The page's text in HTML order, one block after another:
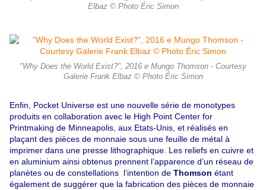
Elbaz © Photo Éric Simon
"Why Does the World Exist?", 2016 e Mungo Thomson - Courtesy
Galerie Frank Elbaz © Photo Éric Simon
Enfin, Pocket Universe est une nouvelle série de monotypes
produits en collaboration avec le High Point Center for
Printmaking de Minneapolis, aux Etats-Unis, et réalisés en
plaçant des pièces de monnaie sous une feuille de métal à
imprimer dans une presse lithographique. Les reliefs en cuivre et
en aluminium ainsi obtenus prennent l’apparence d’un réseau de
planètes ou de constellations l’intention de Thomson étant
également de suggérer que la fabrication des pièces de monnaie